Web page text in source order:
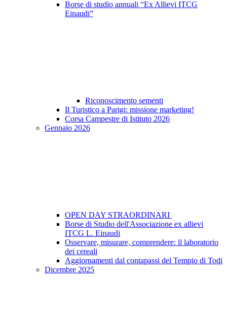
Borse di studio annuali “Ex Allievi ITCG
Einaudi”
Riconoscimento sementi
Il Turistico a Parigi: missione marketing!
Corsa Campestre di Istituto 2026
Gennaio 2026
OPEN DAY STRAORDINARI
Borse di Studio dell'Associazione ex allievi
ITCG L. Einaudi
Osservare, misurare, comprendere: il laboratorio
dei cereali
Aggiornamenti dal contapassi del Tempio di Todi
Dicembre 2025